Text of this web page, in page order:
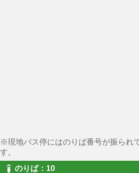
※現地バス停にはのりば番号が振られ
す。
のりば：10